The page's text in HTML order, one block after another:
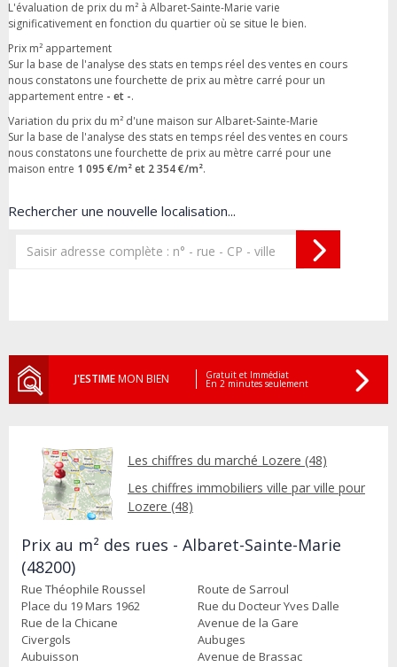
L'évaluation de prix du m² à Albaret-Sainte-Marie varie
significativement en fonction du quartier où se situe le bien.
Prix m² appartement
Sur la base de l'analyse des stats en temps réel des ventes en cours
nous constatons une fourchette de prix au mètre carré pour un
appartement entre - et -.
Variation du prix du m² d'une maison sur Albaret-Sainte-Marie
Sur la base de l'analyse des stats en temps réel des ventes en cours
nous constatons une fourchette de prix au mètre carré pour une
maison entre 1 095 €/m² et 2 354 €/m².
Rechercher une nouvelle localisation...
J'ESTIMEMON BIEN Gratuit et Immédiat
En 2 minutes seulement
Les chiffres du marché Lozere (48)
Les chiffres immobiliers ville par ville pour
Lozere (48)
Prix au m² des rues - Albaret-Sainte-Marie
(48200)
Rue Théophile Roussel
Route de Sarroul
Place du 19 Mars 1962
Rue du Docteur Yves Dalle
Rue de la Chicane
Avenue de la Gare
Civergols
Aubuges
Aubuisson
Avenue de Brassac